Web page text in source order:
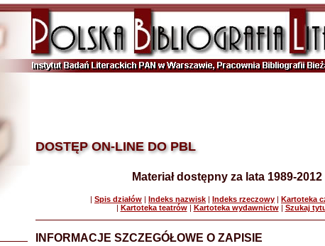
DOSTĘP ON-LINE DO PBL
Materiał dostępny za lata 1989-2012
| Spis działów | Indeks nazwisk | Indeks rzeczowy | Kartoteka
| Kartoteka teatrów| Kartoteka wydawnictw| Szukaj
INFORMACJE SZCZEGÓŁOWE O ZAPISIE